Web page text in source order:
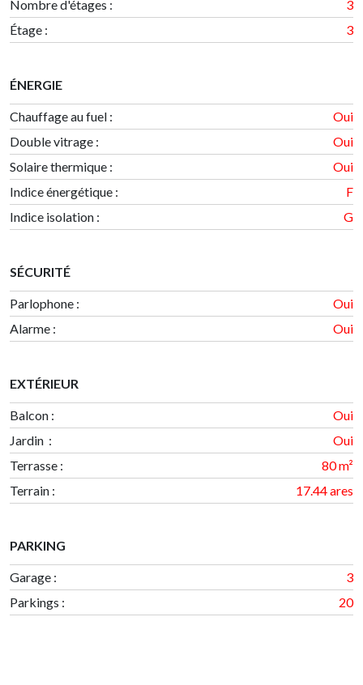
Nombre d'étages :
3
Étage : 3
ÉNERGIE
Chauffage au fuel :
Oui
Double vitrage :
Oui
Solaire thermique :
Oui
Indice énergétique :
F
Indice isolation : G
SÉCURITÉ
Parlophone :
Oui
Alarme :
Oui
EXTÉRIEUR
Balcon :
Oui
Jardin :
Oui
Terrasse :
80 m²
Terrain : 17.44 ares
PARKING
Garage :
3
Parkings : 20